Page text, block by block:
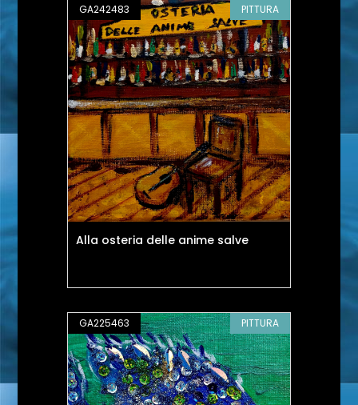
GA242483 PITTURA
Alla osteria delle anime salve
GA225463 PITTURA